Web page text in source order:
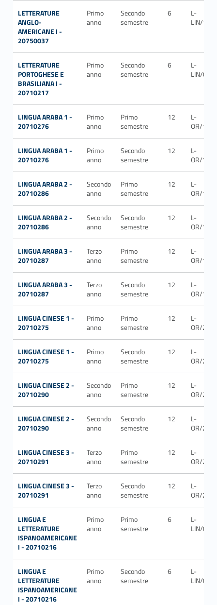
LETTERATURE
ANGLO-
AMERICANE I -
20750037
Primo
anno
Secondo
semestre
6
L-
LIN/11
LETTERATURE
PORTOGHESE E
BRASILIANA I -
20710217
Primo
anno
Secondo
semestre
6
L-
LIN/08
LINGUA ARABA 1 -
20710276
Primo
anno
Primo
semestre
12
L-
OR/12
LINGUA ARABA 1 -
20710276
Primo
anno
Secondo
semestre
12
L-
OR/12
LINGUA ARABA 2 -
20710286
Secondo
anno
Primo
semestre
12
L-
OR/12
LINGUA ARABA 2 -
20710286
Secondo
anno
Secondo
semestre
12
L-
OR/12
LINGUA ARABA 3 -
20710287
Terzo
anno
Primo
semestre
12
L-
OR/12
LINGUA ARABA 3 -
20710287
Terzo
anno
Secondo
semestre
12
L-
OR/12
LINGUA CINESE 1 -
20710275
Primo
anno
Primo
semestre
12
L-
OR/21
LINGUA CINESE 1 -
20710275
Primo
anno
Secondo
semestre
12
L-
OR/21
LINGUA CINESE 2 -
20710290
Secondo
anno
Primo
semestre
12
L-
OR/21
LINGUA CINESE 2 -
20710290
Secondo
anno
Secondo
semestre
12
L-
OR/21
LINGUA CINESE 3 -
20710291
Terzo
anno
Primo
semestre
12
L-
OR/21
LINGUA CINESE 3 -
20710291
Terzo
anno
Secondo
semestre
12
L-
OR/21
LINGUA E
LETTERATURE
ISPANOAMERICANE
I - 20710216
Primo
anno
Primo
semestre
6
L-
LIN/06
LINGUA E
LETTERATURE
ISPANOAMERICANE
I - 20710216
Primo
anno
Secondo
semestre
6
L-
LIN/06